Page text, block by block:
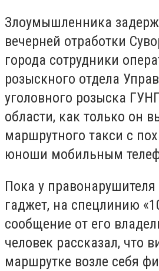
Злоумышленника
вечерней отработки
города сотрудники
розыскного отдела
уголовного розыска
области, как только он
маршрутного такси с
юноши мобильным
Пока у
гаджет, на спецлинию
сообщение от его
человек рассказал, что
маршрутке возле себя